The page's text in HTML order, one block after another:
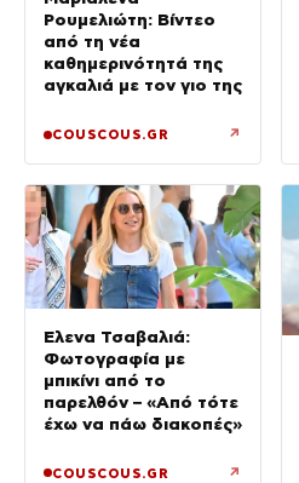
Ρουμελιώτη: Βίντεο
από τη νέα
καθημερινότητά της
αγκαλιά με τον γιο της
COUSCOUS.GR ↗
Έλενα Τσαβαλιά:
Φωτογραφία με
μπικίνι από το
παρελθόν – «Από τότε
έχω να πάω διακοπές»
COUSCOUS.GR ↗